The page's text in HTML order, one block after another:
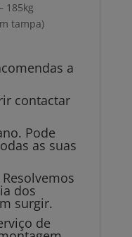
185kg
tampa)
a
contactar
Pode
as suas
dos
surgir.
de